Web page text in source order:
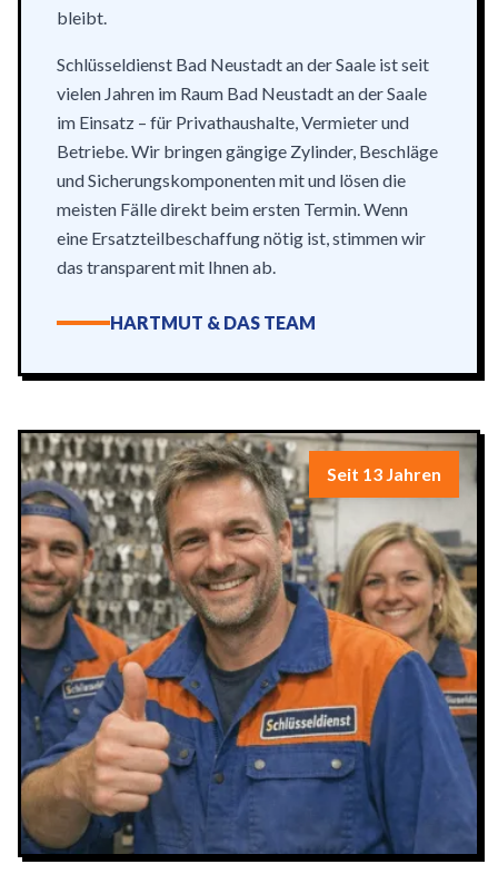
bleibt.
Schlüsseldienst Bad Neustadt an der Saale ist seit
vielen Jahren im Raum Bad Neustadt an der Saale
im Einsatz – für Privathaushalte, Vermieter und
Betriebe. Wir bringen gängige Zylinder, Beschläge
und Sicherungskomponenten mit und lösen die
meisten Fälle direkt beim ersten Termin. Wenn
eine Ersatzteilbeschaffung nötig ist, stimmen wir
das transparent mit Ihnen ab.
HARTMUT & DAS TEAM
Seit 13 Jahren